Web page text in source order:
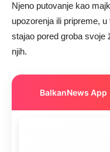
Njeno putovanje kao
upozorenja ili pripreme,
stajao pored groba svoje
njih.
BalkanNews App